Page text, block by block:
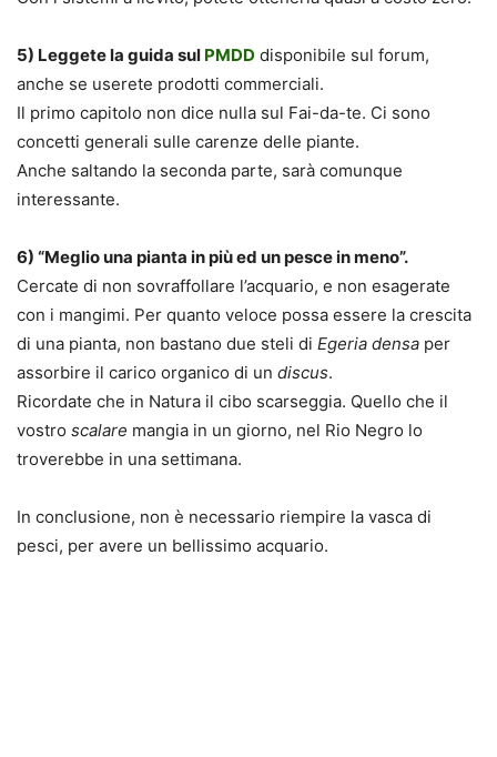
5) Leggete la guida sul PMDD disponibile sul forum,
anche se userete prodotti commerciali.
Il primo capitolo non dice nulla sul Fai-da-te. Ci sono
concetti generali sulle carenze delle piante.
Anche saltando la seconda parte, sarà comunque
interessante.
6) “Meglio una pianta in più ed un pesce in meno”.
Cercate di non sovraffollare l’acquario, e non esagerate
con i mangimi. Per quanto veloce possa essere la crescita
di una pianta, non bastano due steli di Egeria densa per
assorbire il carico organico di un discus.
Ricordate che in Natura il cibo scarseggia. Quello che il
vostro scalare mangia in un giorno, nel Rio Negro lo
troverebbe in una settimana.
In conclusione, non è necessario riempire la vasca di
pesci, per avere un bellissimo acquario.